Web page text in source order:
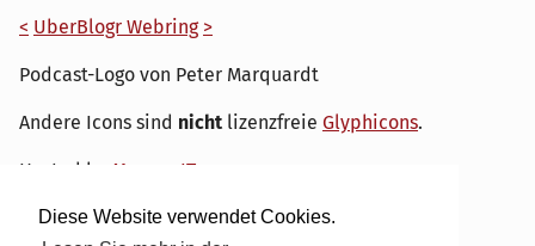
Diese Website verwendet Cookies.
< UberBlogr Webring >
Podcast-Logo von Peter Marquardt
Andere Icons sind nicht lizenzfreie Glyphicons.
Hosted by My own IT.